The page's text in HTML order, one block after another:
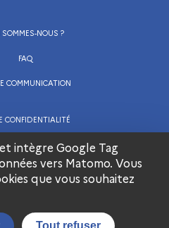
NOUS ?
FAQ
COMMUNICATION
CONFIDENTIALITÉ
CGU
LÉGALES
la page Facebook de l’Institut français
Visiter la page Youtube de l’Institut français
Visiter la page LinkedIn de l’Institut
contacter
intègre Google Tag
vers Matomo. Vous
que vous souhaitez
Tout refuser